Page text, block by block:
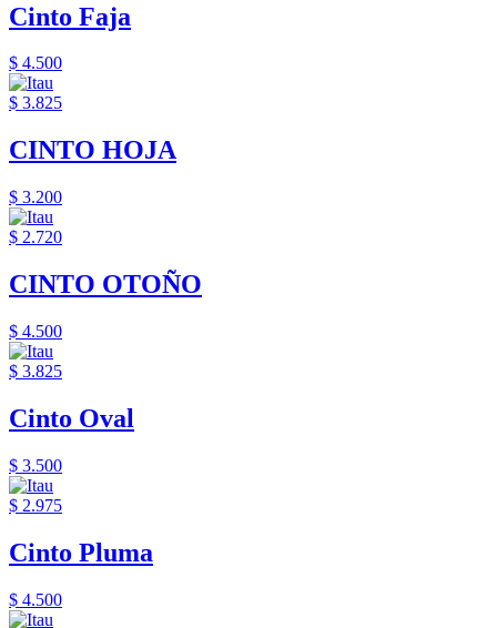
Cinto Faja
$ 4.500
$ 3.825
CINTO HOJA
$ 3.200
$ 2.720
CINTO OTOÑO
$ 4.500
$ 3.825
Cinto Oval
$ 3.500
$ 2.975
Cinto Pluma
$ 4.500